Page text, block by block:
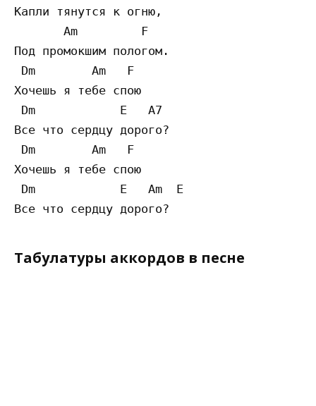
Капли тянутся к огню,
       Am         F
Под промокшим пологом.
Dm        Am   F
Хочешь я тебе спою
Dm            E   A7
Все что сердцу дорого?
Dm        Am   F
Хочешь я тебе спою
Dm            E   Am  E
Табулатуры аккордов в песне